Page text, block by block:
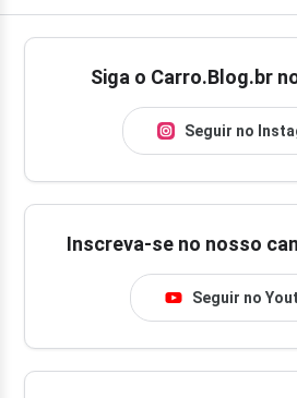
Siga o Carro.Blog.br
Seguir no
Inscreva-se no nosso
Seguir no